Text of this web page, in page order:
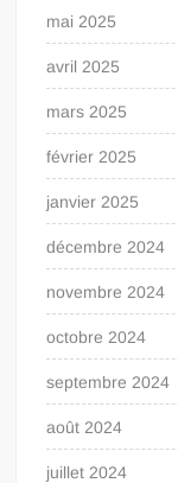
mai 2025
avril 2025
mars 2025
février 2025
janvier 2025
décembre 2024
novembre 2024
octobre 2024
septembre 2024
août 2024
juillet 2024